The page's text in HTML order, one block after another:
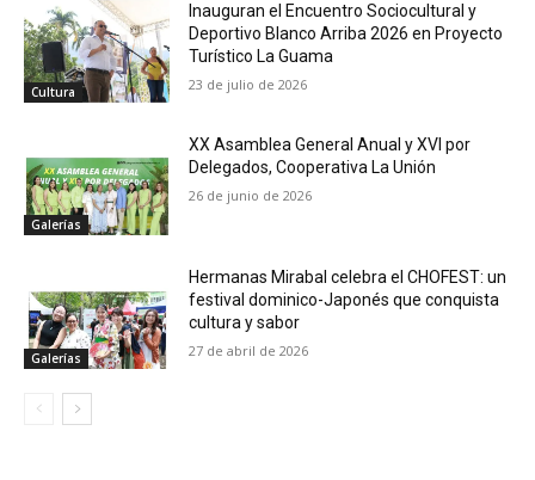
Cultura
Inauguran el Encuentro Sociocultural y
Deportivo Blanco Arriba 2026 en Proyecto
Turístico La Guama
23 de julio de 2026
Galerías
XX Asamblea General Anual y XVI por
Delegados, Cooperativa La Unión
26 de junio de 2026
Galerías
Hermanas Mirabal celebra el CHOFEST: un
festival dominico-Japonés que conquista
cultura y sabor
27 de abril de 2026